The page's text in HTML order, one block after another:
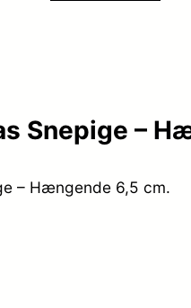
Snepige –
– Hængende 6,5 cm.